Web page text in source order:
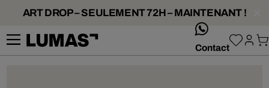
ART DROP – SEULEMENT 72H – MAINTENANT !
Contact